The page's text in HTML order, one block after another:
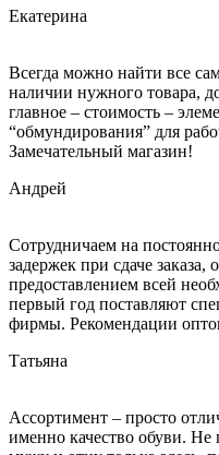
Екатерина
Всегда можно найти все
наличии нужного товара,
главное – стоимость –
“обмундирования” для
Замечательный магазин!
Андрей
Сотрудничаем на
задержек при сдаче
предоставлением всей
первый год поставляют
фирмы. Рекомендации
Татьяна
Ассортимент – просто
именно качество обуви.